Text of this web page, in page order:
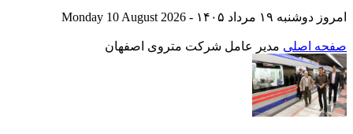
امروز دوشنبه ۱۹ مرداد ۱۴۰۵ - Monday 10 August 2026
صفحه اصلی مدیر عامل شرکت متروی اصفهان